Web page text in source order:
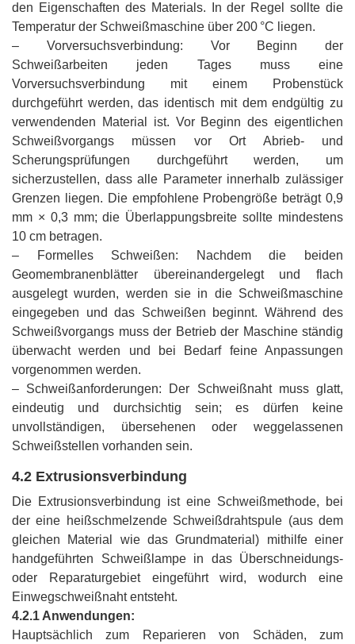
den Eigenschaften des Materials. In der Regel sollte die
Temperatur der Schweißmaschine über 200 °C liegen.
– Vorversuchsverbindung: Vor Beginn der
Schweißarbeiten jeden Tages muss eine
Vorversuchsverbindung mit einem Probenstück
durchgeführt werden, das identisch mit dem endgültig zu
verwendenden Material ist. Vor Beginn des eigentlichen
Schweißvorgangs müssen vor Ort Abrieb- und
Scherungsprüfungen durchgeführt werden, um
sicherzustellen, dass alle Parameter innerhalb zulässiger
Grenzen liegen. Die empfohlene Probengröße beträgt 0,9
mm × 0,3 mm; die Überlappungsbreite sollte mindestens
10 cm betragen.
– Formelles Schweißen: Nachdem die beiden
Geomembranenblätter übereinandergelegt und flach
ausgelegt wurden, werden sie in die Schweißmaschine
eingegeben und das Schweißen beginnt. Während des
Schweißvorgangs muss der Betrieb der Maschine ständig
überwacht werden und bei Bedarf feine Anpassungen
vorgenommen werden.
– Schweißanforderungen: Der Schweißnaht muss glatt,
eindeutig und durchsichtig sein; es dürfen keine
unvollständigen, übersehenen oder weggelassenen
Schweißstellen vorhanden sein.
4.2 Extrusionsverbindung
Die Extrusionsverbindung ist eine Schweißmethode, bei
der eine heißschmelzende Schweißdrahtspule (aus dem
gleichen Material wie das Grundmaterial) mithilfe einer
handgeführten Schweißlampe in das Überschneidungs-
oder Reparaturgebiet eingeführt wird, wodurch eine
Einwegschweißnaht entsteht.
4.2.1 Anwendungen:
Hauptsächlich zum Reparieren von Schäden, zum